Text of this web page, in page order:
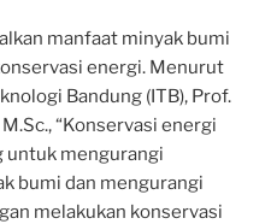
manfaat minyak bumi
energi. Menurut
Bandung (ITB), Prof.
“Konservasi energi
untuk mengurangi
bumi dan mengurangi
melakukan konservasi